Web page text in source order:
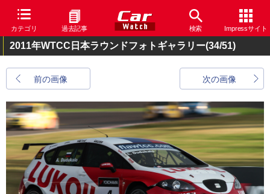
カテゴリ 過去記事 検索 Impressサイト
2011年WTCC日本ラウンドフォトギャラリー(34/51)
前の画像 次の画像